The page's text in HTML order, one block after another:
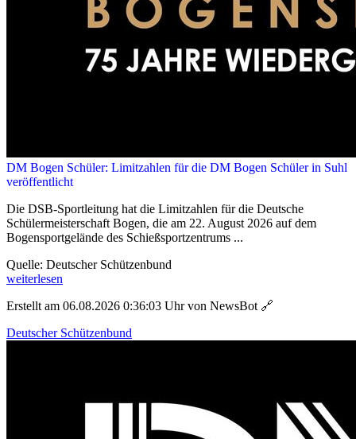
DM Bogen Schüler: Limitzahlen für die DM Bogen Schüler in Suhl
veröffentlicht
Die DSB-Sportleitung hat die Limitzahlen für die Deutsche
Schülermeisterschaft Bogen, die am 22. August 2026 auf dem
Bogensportgelände des Schießsportzentrums ...
Quelle: Deutscher Schützenbund
weiterlesen
Erstellt am 06.08.2026 0:36:03 Uhr von NewsBot 🔗
Deutscher Schützenbund